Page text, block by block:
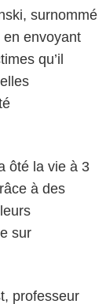
surnommé
en envoyant
qu’il
ôté la vie à 3
à des
sur
professeur